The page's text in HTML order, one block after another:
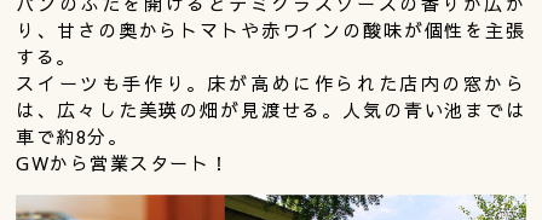
り、甘さの奥からトマトや赤ワインの酸味が個性を主張
する。
スイーツも手作り。床が高めに作られた店内の窓から
は、広々した美瑛の畑が見渡せる。人気の青い池までは
車で約8分。
GWから営業スタート！